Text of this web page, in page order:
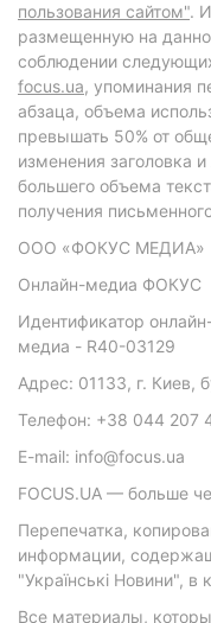
пользования сайтом".
размещенную на
соблюдении
focus.ua, упоминания
абзаца, объема
превышать 50% от
изменения заголовка
большего объема
получения
ООО «ФОКУС МЕДИА»
Онлайн-медиа ФОКУС
Идентификатор
медиа - R40-03129
Адрес: 01133, г. Киев,
Телефон: +38 044 207
E-mail: info@focus.ua
FOCUS.UA — больше
Перепечатка,
информации,
"Українські Новини",
Все материалы,